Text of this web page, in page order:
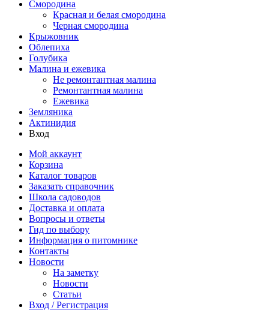
Смородина
Красная и белая смородина
Черная смородина
Крыжовник
Облепиха
Голубика
Малина и ежевика
Не ремонтантная малина
Ремонтантная малина
Ежевика
Земляника
Актинидия
Вход
Мой аккаунт
Корзина
Каталог товаров
Заказать справочник
Школа садоводов
Доставка и оплата
Вопросы и ответы
Гид по выбору
Информация о питомнике
Контакты
Новости
На заметку
Новости
Статьи
Вход / Регистрация